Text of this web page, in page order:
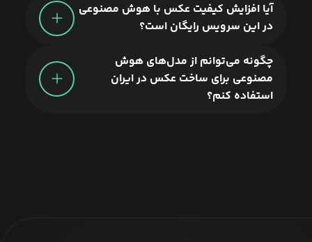
آیا افزایش کیفیت عکس با هوش مصنوعی
در این سرویس رایگان است؟
چگونه می‌توانم از مدل‌های هوش
مصنوعی برای ساخت عکس در ایران
استفاده کنم؟